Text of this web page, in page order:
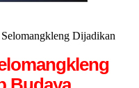
Dijadikan